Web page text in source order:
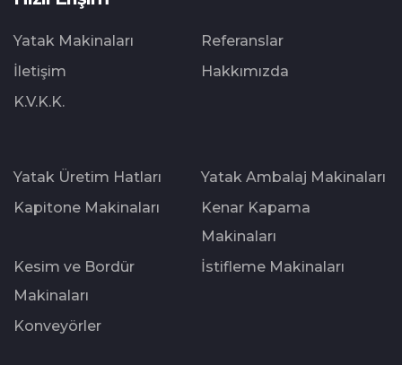
Yatak Makinaları
Referanslar
İletişim
Hakkımızda
K.V.K.K.
Yatak Üretim Hatları
Yatak Ambalaj Makinaları
Kapitone Makinaları
Kenar Kapama
Makinaları
Kesim ve Bordür
Makinaları
İstifleme Makinaları
Konveyörler